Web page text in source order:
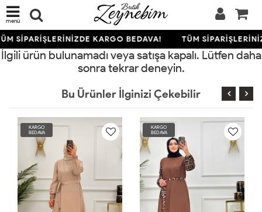
menü
SİPARİŞLERİNİZDE KARGO BEDAVA! TÜM
İlgili ürün bulunamadı veya satışa kapalı. Lütfen daha
sonra tekrar deneyin.
Bu Ürünler İlginizi Çekebilir
KARGO
BEDAVA
KARGO
BEDAVA